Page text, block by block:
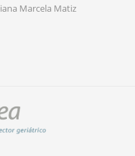
Marcela Matiz